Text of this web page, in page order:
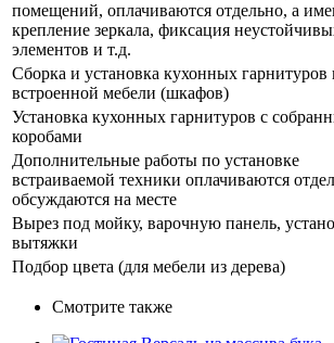
помещений, оплачиваются отдельно, а
крепление зеркала, фиксация
элементов и т.д.
Сборка и установка кухонных гарнитуров
встроенной мебели (шкафов)
Установка кухонных гарнитуров с
коробами
Дополнительные работы по установке
встраиваемой техники оплачиваются
обсуждаются на месте
Вырез под мойку, варочную панель,
вытяжки
Подбор цвета (для мебели из дерева)
Смотрите также